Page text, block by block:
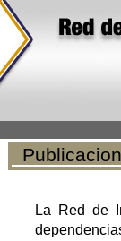
La Red de